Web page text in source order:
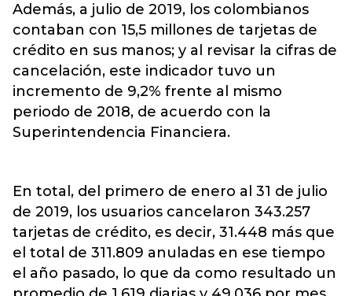
Además, a julio de 2019, los colombianos
contaban con 15,5 millones de tarjetas de
crédito en sus manos; y al revisar la cifras de
cancelación, este indicador tuvo un
incremento de 9,2% frente al mismo
periodo de 2018, de acuerdo con la
Superintendencia Financiera.
En total, del primero de enero al 31 de julio
de 2019, los usuarios cancelaron 343.257
tarjetas de crédito, es decir, 31.448 más que
el total de 311.809 anuladas en ese tiempo
el año pasado, lo que da como resultado un